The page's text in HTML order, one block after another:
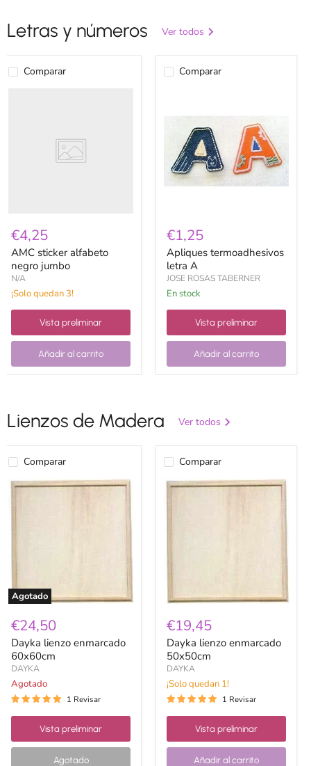
Letras y números Ver todos
Comparar
€4,25
AMC sticker alfabeto
negro jumbo
N/A
¡Solo quedan 3!
Vista preliminar
Añadir al carrito
Comparar
€1,25
Apliques termoadhesivos
letra A
JOSE ROSAS TABERNER
en stock
Vista preliminar
Añadir al carrito
Lienzos de Madera Ver todos
Comparar
Agotado
Dayka
€24,50
Dayka lienzo enmarcado
60x60cm
DAYKA
Agotado
1 Revisar
Vista preliminar
Agotado
Comparar
Dayka
€19,45
Dayka lienzo enmarcado
50x50cm
DAYKA
¡Solo quedan 1!
1 Revisar
Vista preliminar
Añadir al carrito